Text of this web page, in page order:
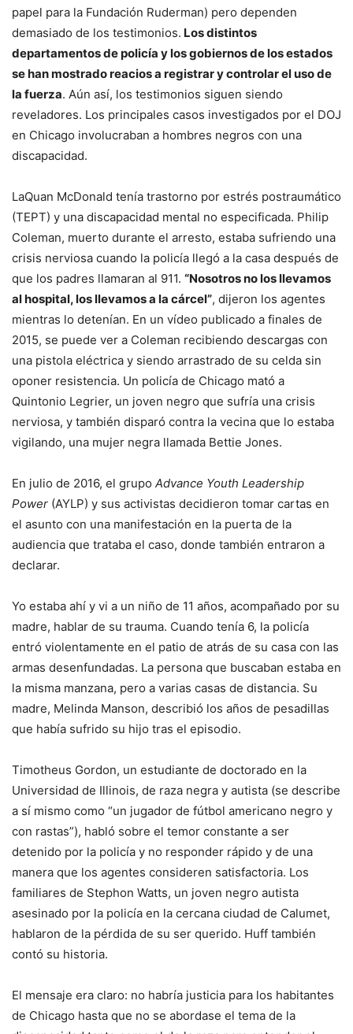
papel para la Fundación Ruderman) pero dependen
demasiado de los testimonios. Los distintos
departamentos de policía y los gobiernos de los estados
se han mostrado reacios a registrar y controlar el uso de
la fuerza. Aún así, los testimonios siguen siendo
reveladores. Los principales casos investigados por el DOJ
en Chicago involucraban a hombres negros con una
discapacidad.
LaQuan McDonald tenía trastorno por estrés postraumático
(TEPT) y una discapacidad mental no especificada. Philip
Coleman, muerto durante el arresto, estaba sufriendo una
crisis nerviosa cuando la policía llegó a la casa después de
que los padres llamaran al 911. “Nosotros no los llevamos
al hospital, los llevamos a la cárcel”, dijeron los agentes
mientras lo detenían. En un vídeo publicado a finales de
2015, se puede ver a Coleman recibiendo descargas con
una pistola eléctrica y siendo arrastrado de su celda sin
oponer resistencia. Un policía de Chicago mató a
Quintonio Legrier, un joven negro que sufría una crisis
nerviosa, y también disparó contra la vecina que lo estaba
vigilando, una mujer negra llamada Bettie Jones.
En julio de 2016, el grupo Advance Youth Leadership
Power (AYLP) y sus activistas decidieron tomar cartas en
el asunto con una manifestación en la puerta de la
audiencia que trataba el caso, donde también entraron a
declarar.
Yo estaba ahí y vi a un niño de 11 años, acompañado por su
madre, hablar de su trauma. Cuando tenía 6, la policía
entró violentamente en el patio de atrás de su casa con las
armas desenfundadas. La persona que buscaban estaba en
la misma manzana, pero a varias casas de distancia. Su
madre, Melinda Manson, describió los años de pesadillas
que había sufrido su hijo tras el episodio.
Timotheus Gordon, un estudiante de doctorado en la
Universidad de Illinois, de raza negra y autista (se describe
a sí mismo como “un jugador de fútbol americano negro y
con rastas”), habló sobre el temor constante a ser
detenido por la policía y no responder rápido y de una
manera que los agentes consideren satisfactoria. Los
familiares de Stephon Watts, un joven negro autista
asesinado por la policía en la cercana ciudad de Calumet,
hablaron de la pérdida de su ser querido. Huff también
contó su historia.
El mensaje era claro: no habría justicia para los habitantes
de Chicago hasta que no se abordase el tema de la